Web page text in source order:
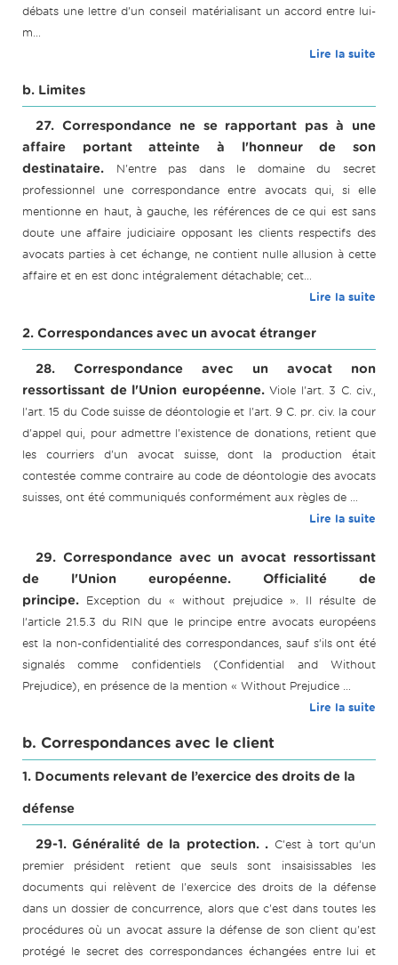
débats une lettre d'un conseil matérialisant un accord entre lui-
m...
Lire la suite
b. Limites
27. Correspondance ne se rapportant pas à une
affaire portant atteinte à l'honneur de son
destinataire.
N'entre pas dans le domaine du secret
professionnel une correspondance entre avocats qui, si elle
mentionne en haut, à gauche, les références de ce qui est sans
doute une affaire judiciaire opposant les clients respectifs des
avocats parties à cet échange, ne contient nulle allusion à cette
affaire et en est donc intégralement détachable; cet...
Lire la suite
2. Correspondances avec un avocat étranger
28. Correspondance avec un avocat non
ressortissant de l'Union européenne. Viole l'art. 3 C. civ.,
l'art. 15 du Code suisse de déontologie et l'art. 9 C. pr. civ. la cour
d'appel qui, pour admettre l'existence de donations, retient que
les courriers d'un avocat suisse, dont la production était
contestée comme contraire au code de déontologie des avocats
suisses, ont été communiqués conformément aux règles de ...
Lire la suite
29. Correspondance avec un avocat ressortissant
de l'Union européenne. Officialité de
principe. Exception du « without prejudice ». Il résulte de
l’article 21.5.3 du RIN que le principe entre avocats européens
est la non-confidentialité des correspondances, sauf s’ils ont été
signalés comme confidentiels (Confidential and Without
Prejudice), en présence de la mention « Without Prejudice ...
Lire la suite
b. Correspondances avec le client
1. Documents relevant de l’exercice des droits de la
défense
29-1. Généralité de la protection. . C'est à tort qu’un
premier président retient que seuls sont insaisissables les
documents qui relèvent de l'exercice des droits de la défense
dans un dossier de concurrence, alors que c'est dans toutes les
procédures où un avocat assure la défense de son client qu'est
protégé le secret des correspondances échangées entre lui et